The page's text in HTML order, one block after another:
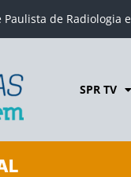
Paulista de Radiologia
SPR TV